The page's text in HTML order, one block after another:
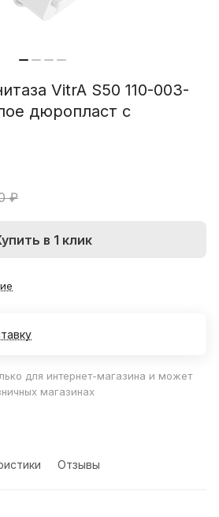
VitrA S50 110-003-
дюропласт с
₽
в 1 клик
для интернет-магазина и может
магазинах
Отзывы